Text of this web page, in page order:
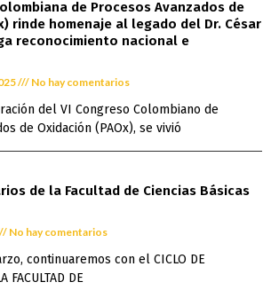
de Procesos Avanzados de
rinde homenaje al legado del Dr. César
reconocimiento nacional e
No hay comentarios
del VI Congreso Colombiano de
de Oxidación (PAOx), se vivió
de la Facultad de Ciencias Básicas
No hay comentarios
continuaremos con el CICLO DE
FACULTAD DE